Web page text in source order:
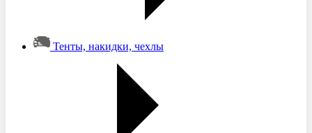
Тенты, накидки, чехлы